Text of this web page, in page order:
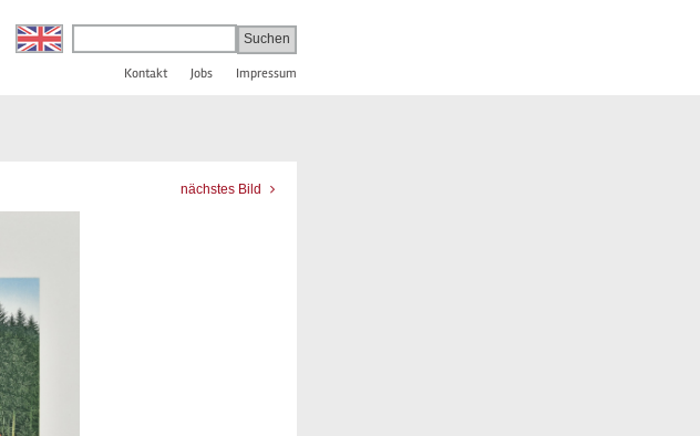
Kontakt Jobs Impressum
nächstes Bild